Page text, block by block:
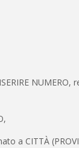
NUMERO,
a CITTÀ